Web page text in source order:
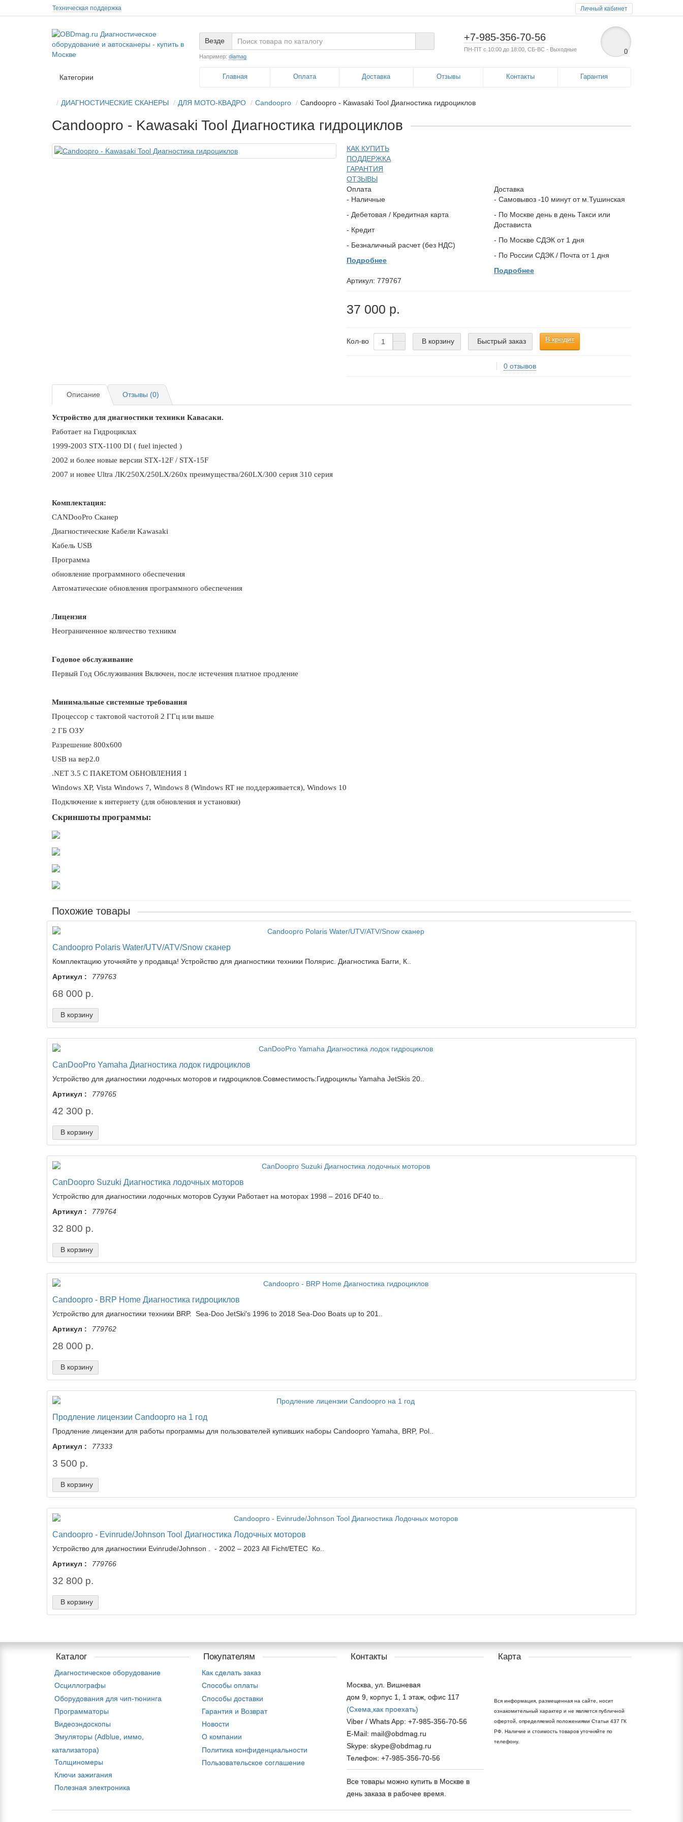
Личный кабинет
Техническая поддержка
+7-985-356-70-56
ПН-ПТ с 10:00 до 18:00, СБ-ВС - Выходные 0
Везде
Например: diamag
Главная Оплата Доставка Отзывы Контакты Гарантия
Категории
ДИАГНОСТИЧЕСКИЕ СКАНЕРЫ ДЛЯ МОТО-КВАДРО Candoopro Candoopro - Kawasaki Tool Диагностика гидроциклов
Candoopro - Kawasaki Tool Диагностика гидроциклов
КАК КУПИТЬ
ПОДДЕРЖКА
ГАРАНТИЯ
ОТЗЫВЫ
Оплата
- Наличные
- Дебетовая / Кредитная карта
- Кредит
- Безналичный расчет (без НДС)
Подробнее
Доставка
- Самовывоз -10 минут от м.Тушинская
- По Москве день в день Такси или
Достависта
- По Москве СДЭК от 1 дня
- По России СДЭК / Почта от 1 дня
Подробнее
Артикул: 779767
37 000 р.
Кол-во В корзину Быстрый заказ В кредит
0 отзывов
Описание Отзывы (0)
Устройство для диагностики техники Кавасаки.
Работает на Гидроциклах
1999-2003 STX-1100 DI ( fuel injected )
2002 и более новые версии STX-12F / STX-15F
2007 и новее Ultra ЛК/250Х/250LX/260x преимущества/260LX/300 серия 310 серия
Комплектация:
CANDooPro Сканер
Диагностические Кабели Kawasaki
Кабель USB
Программа
обновление программного обеспечения
Автоматические обновления программного обеспечения
Лицензия
Неограниченное количество техникм
Годовое обслуживание
Первый Год Обслуживания Включен, после истечения платное продление
Минимальные системные требования
Процессор с тактовой частотой 2 ГГц или выше
2 ГБ ОЗУ
Разрешение 800x600
USB на вер2.0
.NET 3.5 С ПАКЕТОМ ОБНОВЛЕНИЯ 1
Windows XP, Vista Windows 7, Windows 8 (Windows RT не поддерживается), Windows 10
Подключение к интернету (для обновления и установки)
Скриншоты программы:
Похожие товары
Candoopro Polaris Water/UTV/ATV/Snow сканер
Комплектацию уточняйте у продавца! Устройство для диагностики техники Полярис. Диагностика Багги, К..
Артикул :
779763
68 000 р.
В корзину
CanDooPro Yamaha Диагностика лодок гидроциклов
Устройство для диагностики лодочных моторов и гидроциклов.Совместимость:Гидроциклы Yamaha JetSkis 20..
Артикул :
779765
42 300 р.
В корзину
CanDoopro Suzuki Диагностика лодочных моторов
Устройство для диагностики лодочных моторов Сузуки Работает на моторах 1998 – 2016 DF40 to..
Артикул :
779764
32 800 р.
В корзину
Candoopro - BRP Home Диагностика гидроциклов
Устройство для диагностики техники BRP. Sea-Doo JetSki's 1996 to 2018 Sea-Doo Boats up to 201..
Артикул :
779762
28 000 р.
В корзину
Продление лицензии Candoopro на 1 год
Продление лицензии для работы программы для пользователей купивших наборы Candoopro Yamaha, BRP, Pol..
Артикул :
77333
3 500 р.
В корзину
Candoopro - Evinrude/Johnson Tool Диагностика Лодочных моторов
Устройство для диагностики Evinrude/Johnson . - 2002 – 2023 All Ficht/ETEC Ко..
Артикул :
779766
32 800 р.
В корзину
Каталог
Диагностическое оборудование
Осциллографы
Оборудования для чип-тюнинга
Программаторы
Видеоэндоскопы
Эмуляторы (Adblue, иммо,
катализатора)
Толщиномеры
Ключи зажигания
Полезная электроника
Покупателям
Как сделать заказ
Способы оплаты
Способы доставки
Гарантия и Возврат
Новости
О компании
Политика конфиденциальности
Пользовательское соглашение
Контакты
Москва, ул. Вишневая
дом 9, корпус 1, 1 этаж, офис 117
(Схема, как проехать)
Viber / Whats App: +7-985-356-70-56
E-Mail: mail@obdmag.ru
Skype: skype@obdmag.ru
Телефон: +7-985-356-70-56
Все товары можно купить в Москве в
день заказа в рабочее время.
Карта
Вся информация, размещенная на сайте, носит
ознакомительный характер и не является публичной
офертой, определяемой положениями Статьи 437 ГК
РФ. Наличие и стоимость товаров уточняйте по
телефону.